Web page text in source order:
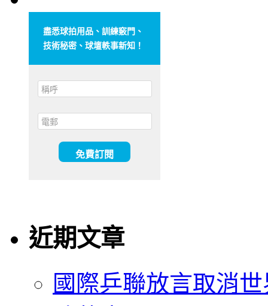
盡悉球拍用品、訓練竅門、
技術秘密、球壇軼事新知！
近期文章
國際乒聯放言取消